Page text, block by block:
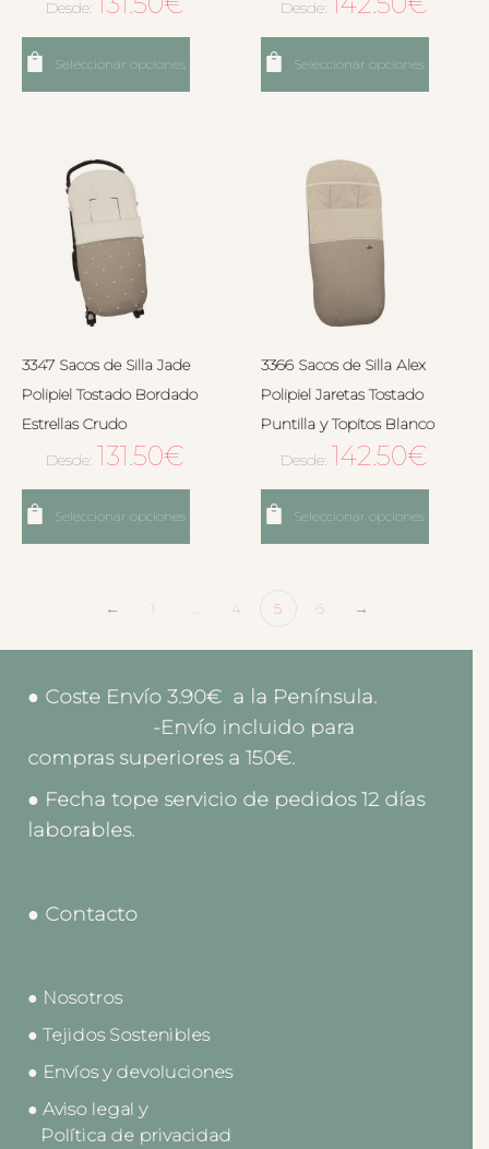
Desde:
Seleccionar opciones
Desde:
Seleccionar opciones
3347 Sacos de Silla Jade
Polipiel Tostado Bordado
Estrellas Crudo
Desde: 131.50€
Seleccionar opciones
3366 Sacos de Silla Alex
Polipiel Jaretas Tostado
Puntilla y Topitos Blanco
Desde: 142.50€
Seleccionar opciones
← 1 … 4 5 6 →
● Coste Envío 3.90€ a la Península.
-Envío incluido para
compras superiores a 150€.
● Fecha tope servicio de pedidos 12 días
laborables.
● Contacto
● Nosotros
● Tejidos Sostenibles
● Envíos y devoluciones
● Aviso legal y
Política de privacidad